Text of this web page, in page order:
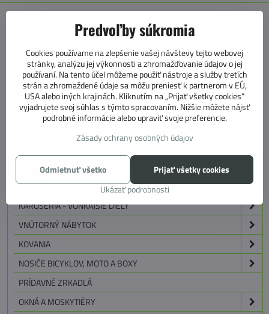
E SHOP KATEGÓRIE
MARKÍZY, PREDSTANY, KOBERCE
KEMPING
PLYN A KÚRENIE V KARAVANE
CHLADENIE V KARAVANOCH
KONŠTRUKCIA A TECHNIKA KARAVANU
PODVOZOK
KAROSÉRIA - VONKAJŠIE DIELY
VNÚTORNÝ NÁBYTOK
KOVANIA
NOSIČE BICYKLOV, MOTO A BOXY
PRÍDAVNÉ ZRKADLÁ
OKNÁ A MOSKYTIÉRY
Predvoľby súkromia
Cookies používame na zlepšenie vašej návštevy tejto webovej
stránky, analýzu jej výkonnosti a zhromažďovanie údajov o jej
používaní. Na tento účel môžeme použiť nástroje a služby tretích
strán a zhromaždené údaje sa môžu preniesť k partnerom v EÚ,
USA alebo iných krajinách. Kliknutím na „Prijať všetky cookies“
vyjadrujete svoj súhlas s týmto spracovaním. Nižšie môžete nájsť
podrobné informácie alebo upraviť svoje preferencie.
Zásady ochrany osobných údajov
Ukázať podrobnosti
Prijať všetky cookies
Odmietnuť všetko